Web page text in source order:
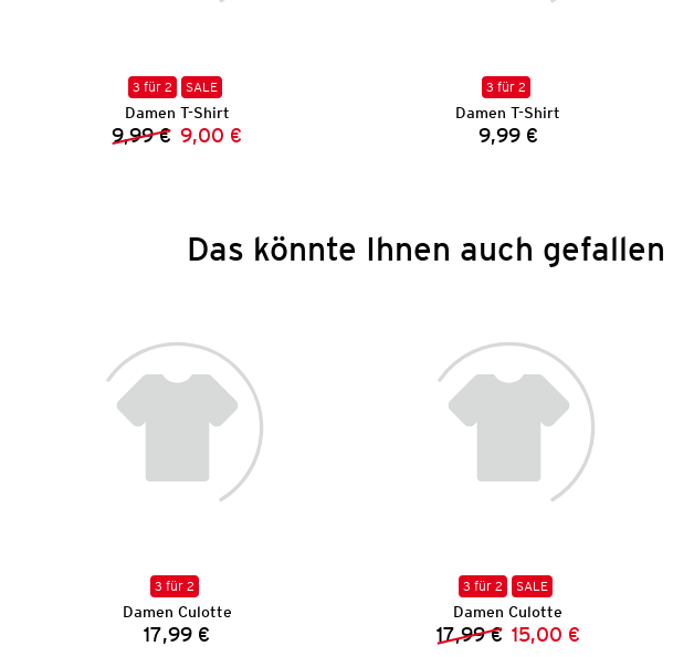
3 für 2 SALE
Damen T-Shirt
Vorheriger Preis:
9,99 € Neuer Preis:
9,00 €
3 für 2
Damen T-Shirt
Preis:
9,99 €
Das könnte Ihnen auch gefallen
3 für 2
Damen Culotte
Preis:
17,99 €
3 für 2 SALE
Damen Culotte
Vorheriger Preis:
17,99 € Neuer Preis:
15,00 €